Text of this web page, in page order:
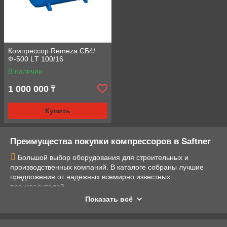
Компрессор Remeza СБ4/
Ф-500 LТ 100/16
В наличии
1 000 000 ₸
Купить
Преимущества покупки компрессоров в Saftner
Большой выбор оборудования для строительных и
производственных компаний. В каталоге собраны лучшие
предложения от надежных всемирно известных
производителей.
Находим индивидуальных подход к клиентам, качественно
Показать всё